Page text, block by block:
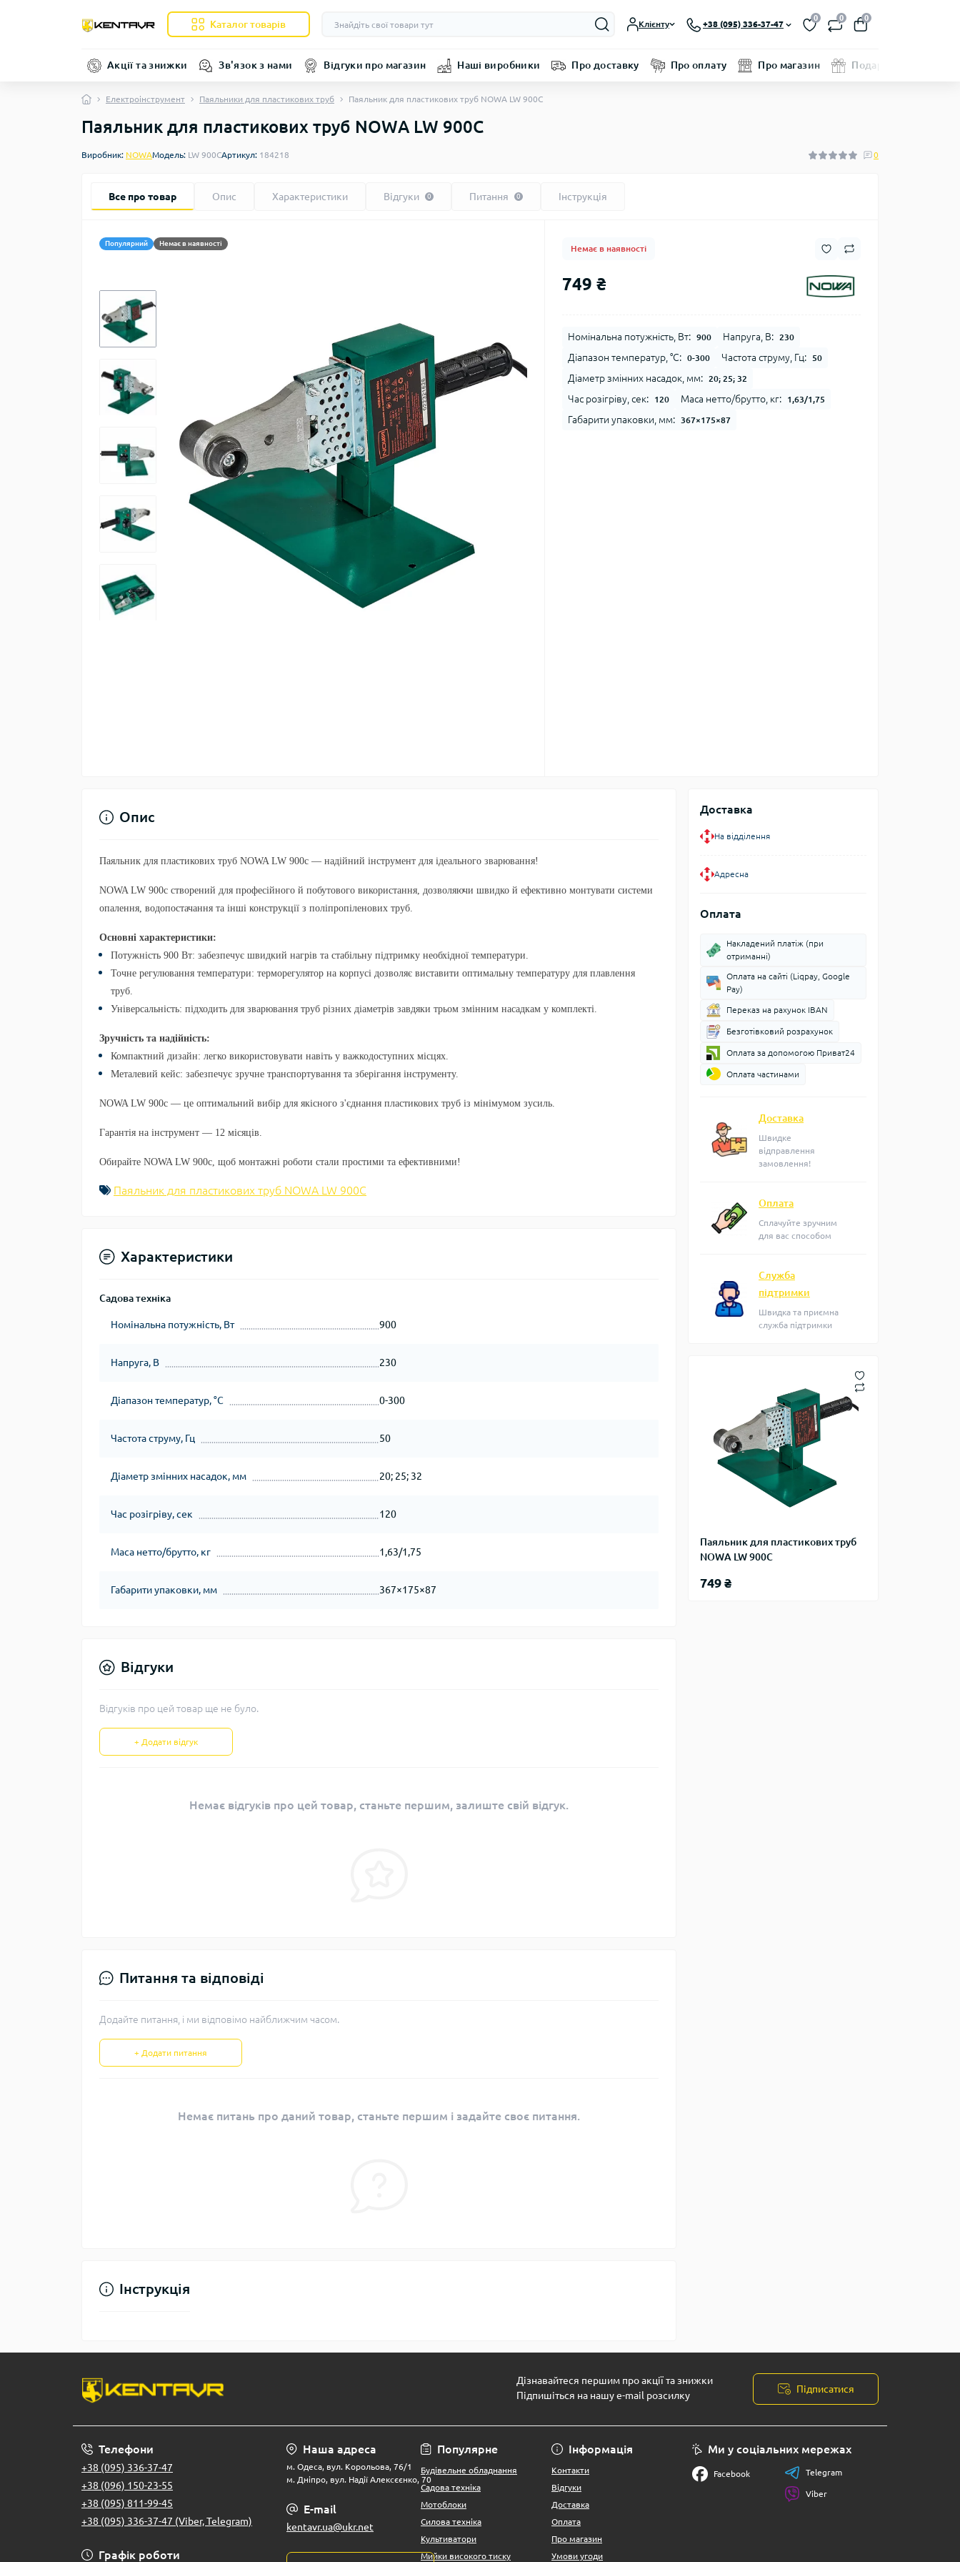
Каталог товарів Клієнту +38 (095) 336-37-47
0 0 0
Акції та знижки Зв'язок з нами Відгуки про магазин Наші виробники Про доставку Про оплату Про магазин Подарунковий
Електроінструмент Паяльники для пластикових труб Паяльник для пластикових труб NOWA LW 900C
Паяльник для пластикових труб NOWA LW 900C
Виробник: NOWAМодель: LW 900CАртикул: 184218 0
Все про товар Опис Характеристики Відгуки 0 Питання 0 Інструкція
Популярний Немає в наявності
Немає в наявності
749 ₴
Номінальна потужність, Вт: 900 Напруга, В: 230
Діапазон температур, °С: 0-300 Частота струму, Гц: 50
Діаметр змінних насадок, мм: 20; 25; 32
Час розігріву, сек: 120 Маса нетто/брутто, кг: 1,63/1,75
Габарити упаковки, мм: 367×175×87
Доставка
На відділення
Адресна
Оплата
Накладений платіж (при
отриманні)
Оплата на сайті (Liqpay, Google
Pay)
Переказ на рахунок IBAN
Безготівковий розрахунок
Оплата за допомогою Приват24
Оплата частинами
Доставка
Швидке
відправлення
замовлення!
Оплата
Сплачуйте зручним
для вас способом
Служба
підтримки
Швидка та приємна
служба підтримки
Паяльник для пластикових труб
NOWA LW 900C
749 ₴
Опис
Паяльник для пластикових труб NOWA LW 900c — надійний інструмент для ідеального зварювання!
NOWA LW 900c створений для професійного й побутового використання, дозволяючи швидко й ефективно монтувати системи
опалення, водопостачання та інші конструкції з поліпропіленових труб.
Основні характеристики:
Потужність 900 Вт: забезпечує швидкий нагрів та стабільну підтримку необхідної температури.
Точне регулювання температури: терморегулятор на корпусі дозволяє виставити оптимальну температуру для плавлення
труб.
Універсальність: підходить для зварювання труб різних діаметрів завдяки трьом змінним насадкам у комплекті.
Зручність та надійність:
Компактний дизайн: легко використовувати навіть у важкодоступних місцях.
Металевий кейс: забезпечує зручне транспортування та зберігання інструменту.
NOWA LW 900c — це оптимальний вибір для якісного з'єднання пластикових труб із мінімумом зусиль.
Гарантія на інструмент — 12 місяців.
Обирайте NOWA LW 900c, щоб монтажні роботи стали простими та ефективними!
Паяльник для пластикових труб NOWA LW 900C
Характеристики
Садова техніка
Номінальна потужність, Вт 900
Напруга, В 230
Діапазон температур, °С 0-300
Частота струму, Гц 50
Діаметр змінних насадок, мм 20; 25; 32
Час розігріву, сек 120
Маса нетто/брутто, кг 1,63/1,75
Габарити упаковки, мм 367×175×87
Відгуки
Відгуків про цей товар ще не було.
+ Додати відгук
Немає відгуків про цей товар, станьте першим, залиште свій відгук.
Питання та відповіді
Додайте питання, і ми відповімо найближчим часом.
+ Додати питання
Немає питань про даний товар, станьте першим і задайте своє питання.
Інструкція
Дізнавайтеся першим про акції та знижки
Підпишіться на нашу e-mail розсилку
Підписатися
Телефони
+38 (095) 336-37-47
+38 (096) 150-23-55
+38 (095) 811-99-45
+38 (095) 336-37-47 (Viber, Telegram)
Графік роботи
Наша адреса
м. Одеса, вул. Корольова, 76/1
м. Дніпро, вул. Надії Алексєєнко, 70
E-mail
kentavr.ua@ukr.net
Популярне
Будівельне обладнання
Садова техніка
Мотоблоки
Силова техніка
Культиватори
Мийки високого тиску
Інформація
Контакти
Відгуки
Доставка
Оплата
Про магазин
Умови угоди
Ми у соціальних мережах
Facebook Telegram
Viber